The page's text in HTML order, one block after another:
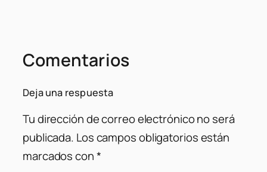
Comentarios
Deja una respuesta
Tu dirección de correo electrónico no será
publicada. Los campos obligatorios están
marcados con*